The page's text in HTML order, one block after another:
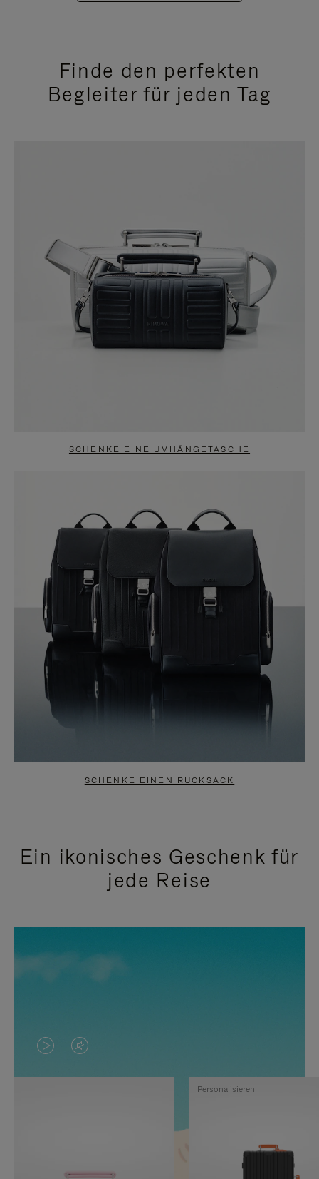
Finde den perfekten
Begleiter für jeden Tag
SCHENKE EINE UMHÄNGETASCHE
SCHENKE EINEN RUCKSACK
Ein ikonisches Geschenk für
jede Reise
DAS
VIDEO
VIDEO
IST
Personalisieren